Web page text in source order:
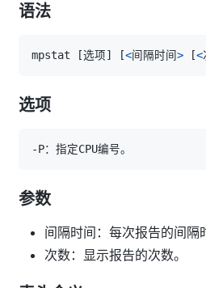
语法
mpstat [选项] [<间隔时间> [<
选项
参数
间隔时间：每次报告的间隔
次数：显示报告的次数。